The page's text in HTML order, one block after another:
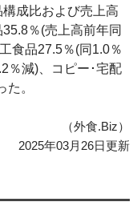
成比および売上高
％(売上高前年同
食品27.5％(同1.0％
％減)、コピー･宅配
。
（外食.Biz）
2025年03月26日更新